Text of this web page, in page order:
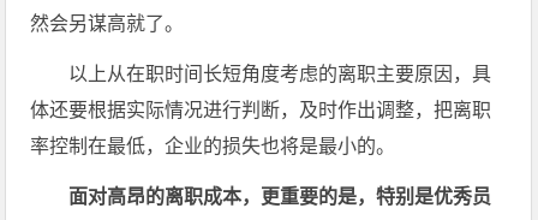
然会另谋高就了。
以上从在职时间长短角度考虑的离职主要原因，具
体还要根据实际情况进行判断，及时作出调整，把离职
率控制在最低，企业的损失也将是最小的。
面对高昂的离职成本，更重要的是，特别是优秀员